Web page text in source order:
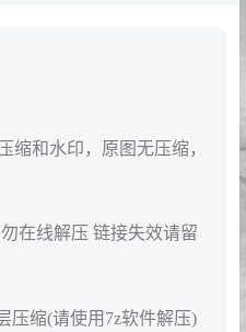
缩和水印，原图无压缩，
在线解压 链接失效请留
压缩(请使用7z软件解压)